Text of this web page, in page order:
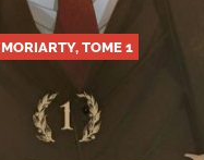
MORIARTY, TOME 1